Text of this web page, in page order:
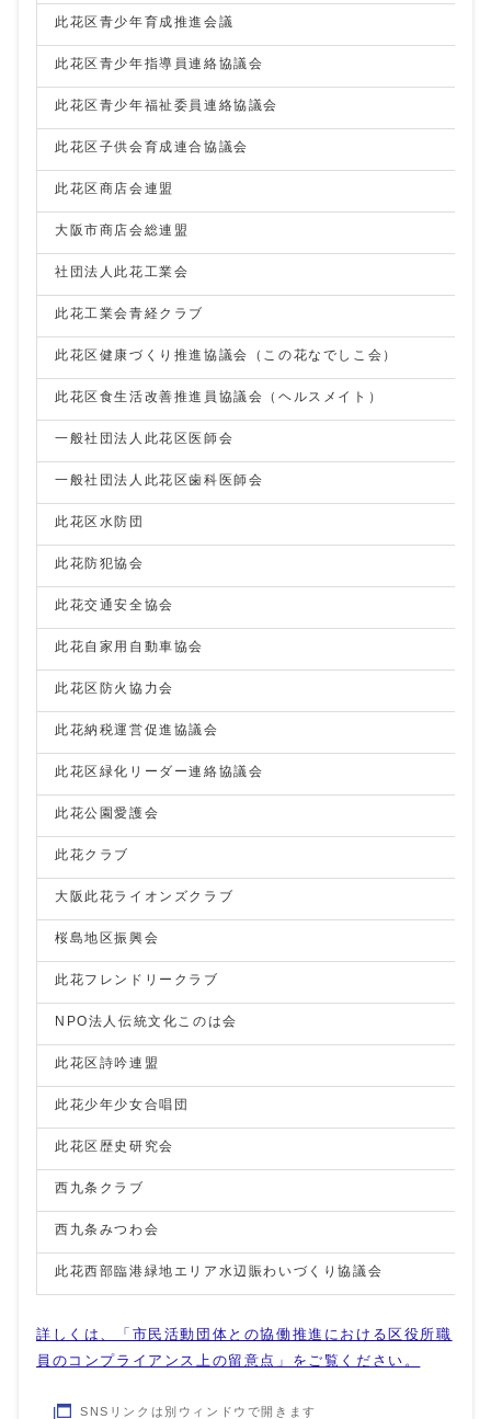
此花区青少年育成推進会議
此花区青少年指導員連絡協議会
此花区青少年福祉委員連絡協議会
此花区子供会育成連合協議会
此花区商店会連盟
大阪市商店会総連盟
社団法人此花工業会
此花工業会青経クラブ
此花区健康づくり推進協議会（この花なでしこ会）
此花区食生活改善推進員協議会（ヘルスメイト）
一般社団法人此花区医師会
一般社団法人此花区歯科医師会
此花区水防団
此花防犯協会
此花交通安全協会
此花自家用自動車協会
此花区防火協力会
此花納税運営促進協議会
此花区緑化リーダー連絡協議会
此花公園愛護会
此花クラブ
大阪此花ライオンズクラブ
桜島地区振興会
此花フレンドリークラブ
NPO法人伝統文化このは会
此花区詩吟連盟
此花少年少女合唱団
此花区歴史研究会
西九条クラブ
西九条みつわ会
此花西部臨港緑地エリア水辺賑わいづくり協議会
詳しくは、「市民活動団体との協働推進における区役所職
員のコンプライアンス上の留意点」をご覧ください。
SNSリンクは別ウィンドウで開きます